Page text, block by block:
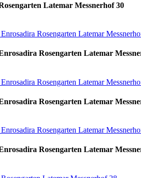
Latemar Messnerhof 30
Rosengarten Latemar
Rosengarten Latemar
Rosengarten Latemar